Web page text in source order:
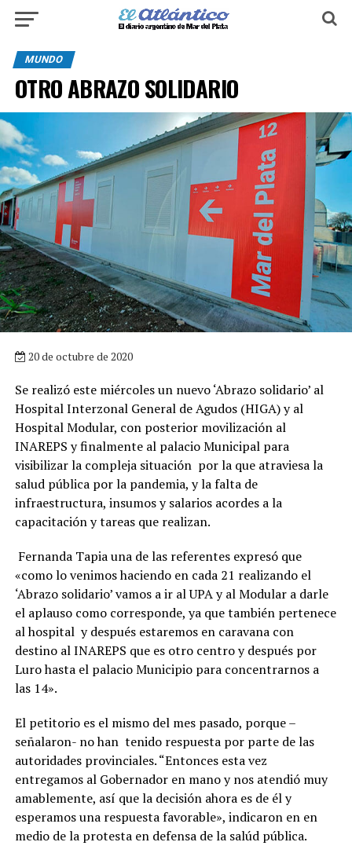
MUNDO
OTRO ABRAZO SOLIDARIO
20 de octubre de 2020
Se realizó este miércoles un nuevo ‘Abrazo solidario’ al
Hospital Interzonal General de Agudos (HIGA) y al
Hospital Modular, con posterior movilización al
INAREPS y finalmente al palacio Municipal para
visibilizar la compleja situación por la que atraviesa la
salud pública por la pandemia, y la falta de
infraestructura, insumos y salarios acordes a la
capacitación y tareas que realizan.
Fernanda Tapia una de las referentes expresó que
«como lo venimos haciendo en cada 21 realizando el
‘Abrazo solidario’ vamos a ir al UPA y al Modular a darle
el aplauso como corresponde, ya que también pertenece
al hospital y después estaremos en caravana con
destino al INAREPS que es otro centro y después por
Luro hasta el palacio Municipio para concentrarnos a
las 14».
El petitorio es el mismo del mes pasado, porque –
señalaron- no han tenido respuesta por parte de las
autoridades provinciales. “Entonces esta vez
entregamos al Gobernador en mano y nos atendió muy
amablemente, así que la decisión ahora es de él y
esperamos una respuesta favorable», indicaron en en
medio de la protesta en defensa de la salúd pública.